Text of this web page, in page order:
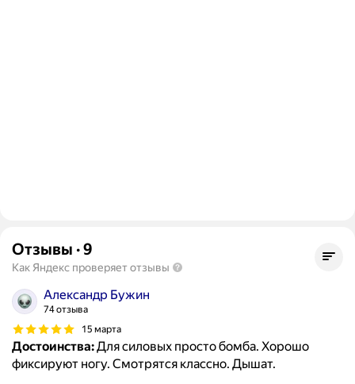
Отзывы ·9
Как Яндекс проверяет отзывы
Александр Бужин
74 отзыва
15 марта
Достоинства:Для силовых просто бомба. Хорошо
фиксируют ногу. Смотрятся классно. Дышат.